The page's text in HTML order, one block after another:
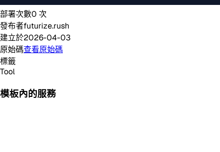
部署次數0 次
發布者futurize.rush
建立於2026-04-03
原始碼查看原始碼
標籤
Tool
模板內的服務